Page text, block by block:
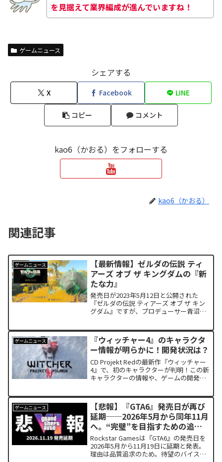
を見据えて業界編成が進んでいますね！
ゲームニュース
シェアする
X Facebook LINE
コピー コメント
kao6（かおる）をフォローする
kao6（かおる）
関連記事
ゲームニュース
【最新情報】ゼルダの伝説 ティ
アーズ オブ ザ キングダムの『新
たな力』
発売日が2023年5月12日と公開された
『ゼルダの伝説 ティアーズ オブ ザ キン
グダム』ですが、プロデューサー青沼英
たな力』がいくつか判明したので紹介し
ます。
ゲームニュース
『ウィッチャー4』のキャラクタ
ー情報が明らかに！開発状況は？
CD Projekt Redの最新作『ウィッチャー
4』で、初のキャラクターが判明！この新
キャラクターの情報や、ゲームの開発進
が集まります。
ゲームニュース
【悲報】『GTA6』発売日が再び
延期──2026年5月から同年11月
へ。“完璧”を目指すための追加
時間
Rockstar Gamesは『GTA6』の発売日を
2026年5月から11月19日に延期と発表。
理由は品質追求のため。待望のバイスシ